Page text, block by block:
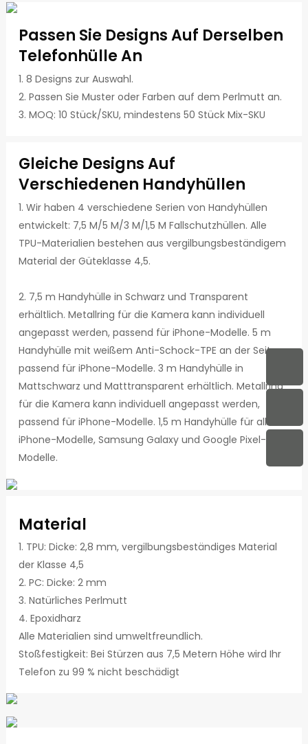
Passen Sie Designs Auf Derselben
Telefonhülle An
1. 8 Designs zur Auswahl.
2. Passen Sie Muster oder Farben auf dem Perlmutt an.
3. MOQ: 10 Stück/SKU, mindestens 50 Stück Mix-SKU
Gleiche Designs Auf
Verschiedenen Handyhüllen
1. Wir haben 4 verschiedene Serien von Handyhüllen
entwickelt: 7,5 M/5 M/3 M/1,5 M Fallschutzhüllen. Alle
TPU-Materialien bestehen aus vergilbungsbeständigem
Material der Güteklasse 4,5.
2. 7,5 m Handyhülle in Schwarz und Transparent
erhältlich. Metallring für die Kamera kann individuell
angepasst werden, passend für iPhone-Modelle. 5 m
Handyhülle mit weißem Anti-Schock-TPE an der Seite,
passend für iPhone-Modelle. 3 m Handyhülle in
Mattschwarz und Matttransparent erhältlich. Metallring
für die Kamera kann individuell angepasst werden,
passend für iPhone-Modelle. 1,5 m Handyhülle für alle
iPhone-Modelle, Samsung Galaxy und Google Pixel-
Modelle.
Material
1. TPU: Dicke: 2,8 mm, vergilbungsbeständiges Material
der Klasse 4,5
2. PC: Dicke: 2 mm
3. Natürliches Perlmutt
4. Epoxidharz
Alle Materialien sind umweltfreundlich.
Stoßfestigkeit: Bei Stürzen aus 7,5 Metern Höhe wird Ihr
Telefon zu 99 % nicht beschädigt